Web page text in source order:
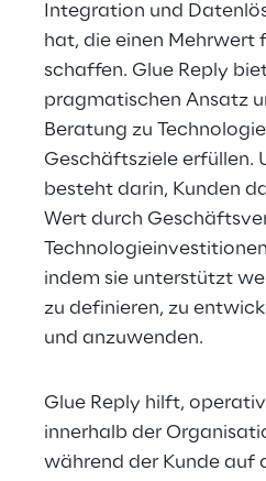
Integration und
hat, die einen Mehrwert
schaffen. Glue Reply
pragmatischen Ansatz
Beratung zu
Geschäftsziele erfüllen.
besteht darin, Kunden
Wert durch
indem sie unterstützt
zu definieren, zu
und anzuwenden.
Glue Reply hilft,
innerhalb der
während der Kunde auf